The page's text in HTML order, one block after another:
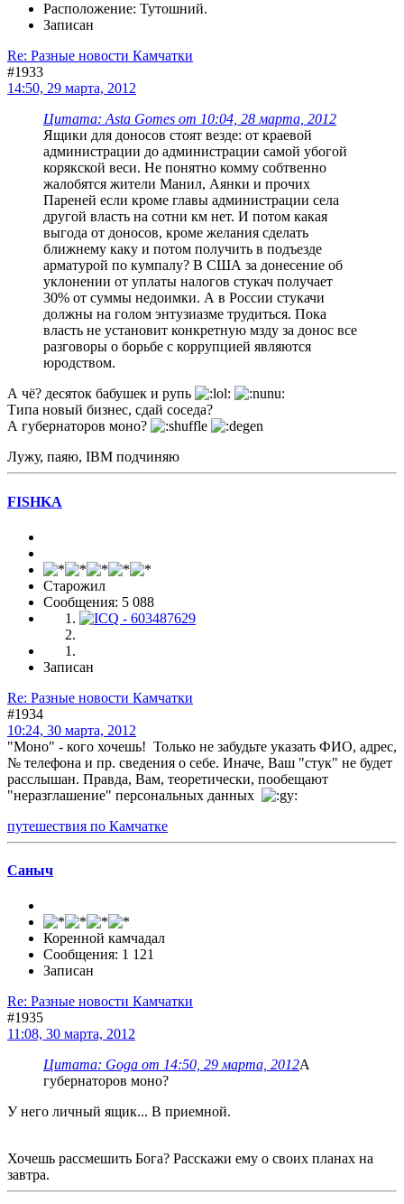
Расположение: Тутошний.
Записан
Re: Разные новости Камчатки
#1933
14:50, 29 марта, 2012
Цитата: Asta Gomes от 10:04, 28 марта, 2012
Ящики для доносов стоят везде: от краевой
администрации до администрации самой убогой
корякской веси. Не понятно комму собтвенно
жалобятся жители Манил, Аянки и прочих
Пареней если кроме главы администрации села
другой власть на сотни км нет. И потом какая
выгода от доносов, кроме желания сделать
ближнему каку и потом получить в подъезде
арматурой по кумпалу? В США за донесение об
уклонении от уплаты налогов стукач получает
30% от суммы недоимки. А в России стукачи
должны на голом энтузиазме трудиться. Пока
власть не установит конкретную мзду за донос все
разговоры о борьбе с коррупцией являются
юродством.
А чё? десяток бабушек и рупь
Типа новый бизнес, сдай соседа?
А губернаторов моно?
Лужу, паяю, IBM подчиняю
FISHKA
Старожил
Сообщения: 5 088
Записан
Re: Разные новости Камчатки
#1934
10:24, 30 марта, 2012
"Моно" - кого хочешь! Только не забудьте указать ФИО, адрес,
№ телефона и пр. сведения о себе. Иначе, Ваш "стук" не будет
расслышан. Правда, Вам, теоретически, пообещают
"неразглашение" персональных данных
путешествия по Камчатке
Саныч
Коренной камчадал
Сообщения: 1 121
Записан
Re: Разные новости Камчатки
#1935
11:08, 30 марта, 2012
Цитата: Goga от 14:50, 29 марта, 2012А
губернаторов моно?
У него личный ящик... В приемной.
Хочешь рассмешить Бога? Расскажи ему о своих планах на
завтра.